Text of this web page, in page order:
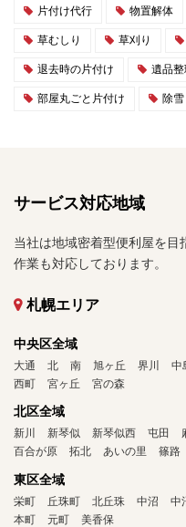
片付け代行 物置解体
草むしり 草刈り
退去時の片付け 遺品整
部屋丸ごと片付け 除雪
サービス対応地域
当社は地域密着型便利屋を
作業も対応しております。
札幌エリア
中央区全域
大通 北 南 旭ヶ丘 界川 中
西町
宮ヶ丘 宮の森
北区全域
新川 新琴似 新琴似西 屯田
百合が原
拓北 あいの里 篠路
東区全域
栄町 丘珠町 北丘珠 中沼 中
本町
元町 美香保